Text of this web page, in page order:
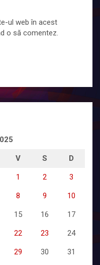
ul web în acest
o să comentez.
V S D
1 2 3
8 9 10
15 16 17
22 23 24
29 30 31